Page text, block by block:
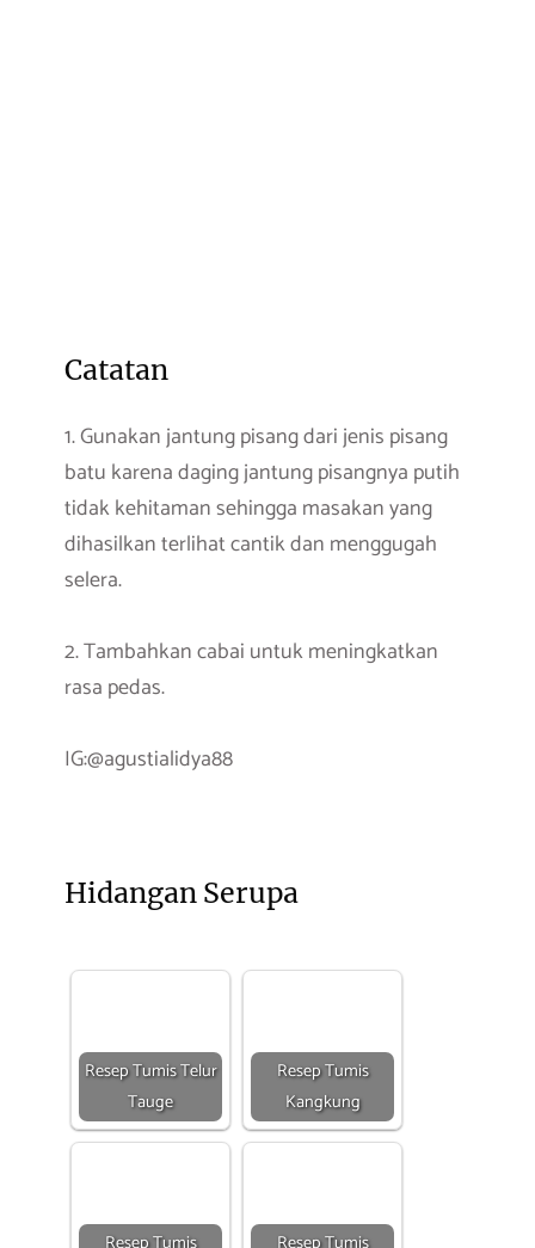
Catatan
1. Gunakan jantung pisang dari jenis pisang
batu karena daging jantung pisangnya putih
tidak kehitaman sehingga masakan yang
dihasilkan terlihat cantik dan menggugah
selera.
2. Tambahkan cabai untuk meningkatkan
rasa pedas.
IG:@agustialidya88
Hidangan Serupa
Resep Tumis Telur
Tauge
Resep Tumis
Kangkung